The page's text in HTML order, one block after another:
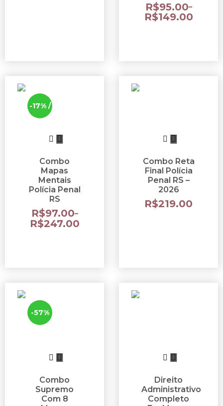
R$95.00–
R$149.00
-17% /
Combo
Mapas
Mentais
Polícia Penal
RS
R$97.00–
R$247.00
Combo Reta
Final Polícia
Penal RS –
2026
R$219.00
-57%
Combo
Supremo
Com 8
Direito
Administrativo
Completo